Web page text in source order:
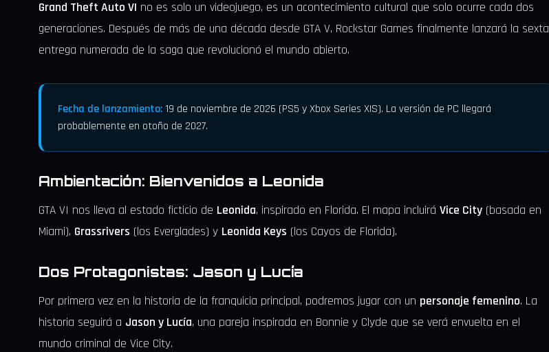
Grand Theft Auto VI no es solo un videojuego, es un acontecimiento cultural que solo ocurre cada dos
generaciones. Después de más de una década desde GTA V, Rockstar Games finalmente lanzará la sexta
entrega numerada de la saga que revolucionó el mundo abierto.
Fecha de lanzamiento:19 de noviembre de 2026 (PS5 y Xbox Series X|S). La versión de PC llegará
probablemente en otoño de 2027.
Ambientación: Bienvenidos a Leonida
GTA VI nos lleva al estado ficticio de Leonida, inspirado en Florida. El mapa incluirá Vice City (basada en
Miami), Grassrivers (los Everglades) y Leonida Keys (los Cayos de Florida).
Dos Protagonistas: Jason y Lucía
Por primera vez en la historia de la franquicia principal, podremos jugar con un personaje femenino. La
historia seguirá a Jason y Lucía, una pareja inspirada en Bonnie y Clyde que se verá envuelta en el
mundo criminal de Vice City.